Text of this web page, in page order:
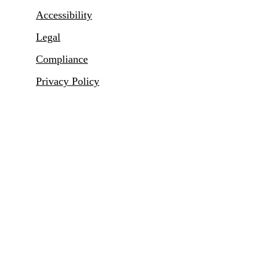
Accessibility
Legal
Compliance
Privacy Policy